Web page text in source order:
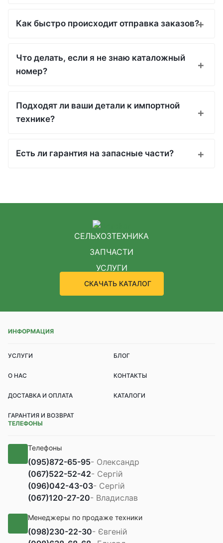
Как быстро происходит отправка заказов?
Что делать, если я не знаю каталожный
номер?
Подходят ли ваши детали к импортной
технике?
Есть ли гарантия на запасные части?
СЕЛЬХОЗТЕХНИКА
ЗАПЧАСТИ
УСЛУГИ
СКАЧАТЬ КАТАЛОГ
ИНФОРМАЦИЯ
УСЛУГИ БЛОГ
О НАС КОНТАКТЫ
ДОСТАВКА И ОПЛАТА КАТАЛОГИ
ГАРАНТИЯ И ВОЗВРАТ
ТЕЛЕФОНЫ
Телефоны
(095)872-65-95- Олександр
(067)522-52-42- Сергій
(096)042-43-03- Сергій
(067)120-27-20- Владислав
Менеджеры по продаже техники
(098)230-22-30- Євгеній